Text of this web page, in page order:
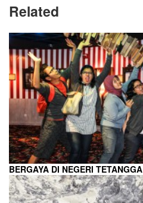
Related
BERGAYA DI NEGERI TETANGGA